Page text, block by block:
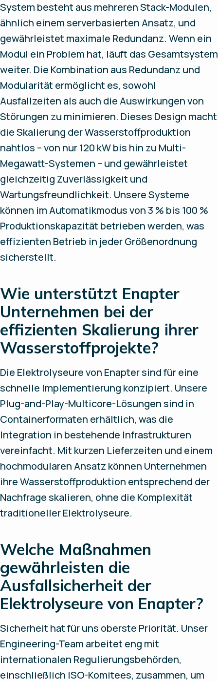
System besteht aus mehreren Stack-Modulen,
ähnlich einem serverbasierten Ansatz, und
gewährleistet maximale Redundanz. Wenn ein
Modul ein Problem hat, läuft das Gesamtsystem
weiter. Die Kombination aus Redundanz und
Modularität ermöglicht es, sowohl
Ausfallzeiten als auch die Auswirkungen von
Störungen zu minimieren. Dieses Design macht
die Skalierung der Wasserstoffproduktion
nahtlos – von nur 120 kW bis hin zu Multi-
Megawatt-Systemen – und gewährleistet
gleichzeitig Zuverlässigkeit und
Wartungsfreundlichkeit. Unsere Systeme
können im Automatikmodus von 3 % bis 100 %
Produktionskapazität betrieben werden, was
effizienten Betrieb in jeder Größenordnung
sicherstellt.
Wie unterstützt Enapter
Unternehmen bei der
effizienten Skalierung ihrer
Wasserstoffprojekte?
Die Elektrolyseure von Enapter sind für eine
schnelle Implementierung konzipiert. Unsere
Plug-and-Play-Multicore-Lösungen sind in
Containerformaten erhältlich, was die
Integration in bestehende Infrastrukturen
vereinfacht. Mit kurzen Lieferzeiten und einem
hochmodularen Ansatz können Unternehmen
ihre Wasserstoffproduktion entsprechend der
Nachfrage skalieren, ohne die Komplexität
traditioneller Elektrolyseure.
Welche Maßnahmen
gewährleisten die
Ausfallsicherheit der
Elektrolyseure von Enapter?
Sicherheit hat für uns oberste Priorität. Unser
Engineering-Team arbeitet eng mit
internationalen Regulierungsbehörden,
einschließlich ISO-Komitees, zusammen, um